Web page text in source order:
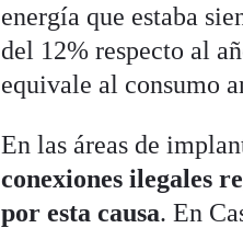
energía que estaba
del 12% respecto al
equivale al consumo
En las áreas de
conexiones ilegales
por esta causa. En